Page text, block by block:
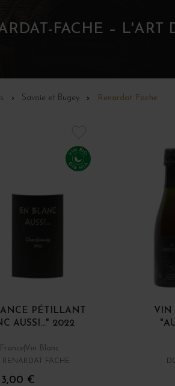
FACHE – L'ART
Savoie et Bugey Renardat Fache
PÉTILLANT
AUSSI..." 2022
Vin Blanc
FACHE
€
VIN